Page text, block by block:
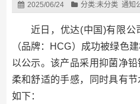
2025/06/24 分类:未分类 通知
近日，优达(中国)有限公
（品牌：HCG）成功被绿色
以公示。该产品采用抑菌净
柔和舒适的手感，同时具有
如下：